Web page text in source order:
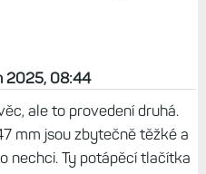
Elevate 5 a nový solár
08:25